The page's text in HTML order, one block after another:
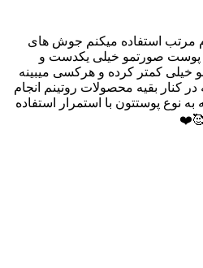
۳-۴ ماه که دارم مرتب استفاده میکنم جوش های
پوست صورتمو خیلی یکدست و
کمتر کرده و هرکسی میبینه
در کنار بقیه محصولات روتینم انجام
نوع پوستتون با استمرار استفاده
🥰❤️